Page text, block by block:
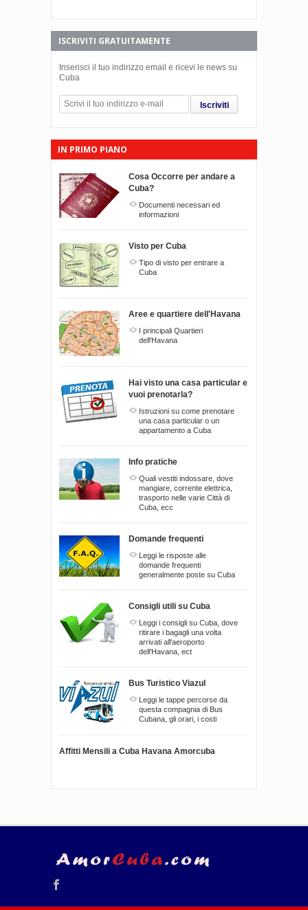
ISCRIVITI GRATUITAMENTE
Inserisci il tuo indirizzo email e ricevi le news su
Cuba
Iscriviti
IN PRIMO PIANO
Cosa Occorre per andare a
Cuba?
Documenti necessari ed
informazioni
Visto per Cuba
Tipo di visto per entrare a
Cuba
Aree e quartiere dell'Havana
I principali Quartieri
dell'Havana
Hai visto una casa particular e
vuoi prenotarla?
Istruzioni su come prenotare
una casa particular o un
appartamento a Cuba
Info pratiche
Quali vestiti indossare, dove
mangiare, corrente elettrica,
trasporto nelle varie Città di
Cuba, ecc
Domande frequenti
Leggi le risposte alle
domande frequenti
generalmente poste su Cuba
Consigli utili su Cuba
Leggi i consigli su Cuba, dove
ritirare i bagagli una volta
arrivati all'aeroporto
dell'Havana, ect
Bus Turistico Viazul
Leggi le tappe percorse da
questa compagnia di Bus
Cubana, gli orari, i costi
Affitti Mensili a Cuba Havana Amorcuba